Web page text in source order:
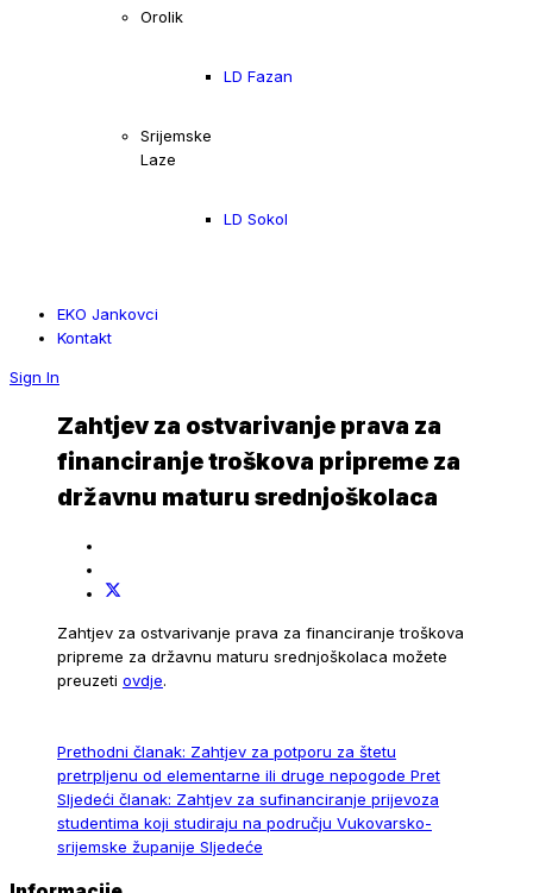
Orolik
LD Fazan
Srijemske
Laze
LD Sokol
EKO Jankovci
Kontakt
Sign In
Zahtjev za ostvarivanje prava za
financiranje troškova pripreme za
državnu maturu srednjoškolaca
Zahtjev za ostvarivanje prava za financiranje troškova
pripreme za državnu maturu srednjoškolaca možete
preuzeti ovdje.
Prethodni članak: Zahtjev za potporu za štetu
pretrpljenu od elementarne ili druge nepogode Pret
Sljedeći članak: Zahtjev za sufinanciranje prijevoza
studentima koji studiraju na području Vukovarsko-
srijemske županije Sljedeće